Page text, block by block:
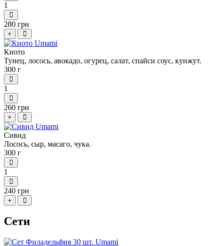
1
280 грн
+
Киото
Тунец, лосось, авокадо, огурец, салат, спайси соус, кунжут.
300 г
1
260 грн
+
Сивид
Лосось, сыр, масаго, чука.
300 г
1
240 грн
+
Сети